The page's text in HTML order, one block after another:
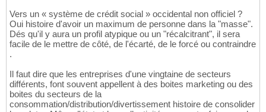
Vers un « système de crédit social » occidental non officiel ?
Oui histoire d'avoir un maximum de personne dans la "masse".
Dés qu'il y aura un profil atypique ou un "récalcitrant", il sera
facile de le mettre de côté, de l'écarté, de le forcé ou contraindre
.
Il faut dire que les entreprises d'une vingtaine de secteurs
différents, font souvent appellent à des boites marketing ou des
boites du secteurs de la
consommation/distribution/divertissement histoire de consolider